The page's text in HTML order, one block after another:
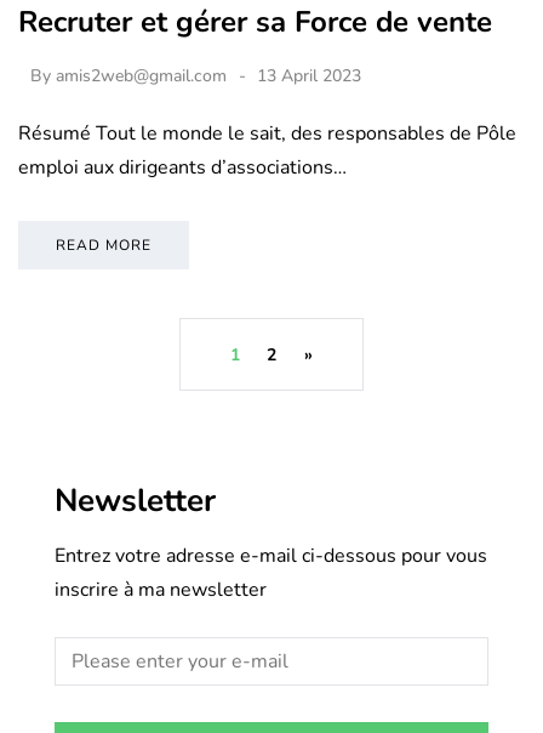
Recruter et gérer sa Force de vente
By amis2web@gmail.com 13 April 2023
Résumé Tout le monde le sait, des responsables de Pôle
emploi aux dirigeants d’associations…
READ MORE
1 2 »
Newsletter
Entrez votre adresse e-mail ci-dessous pour vous
inscrire à ma newsletter